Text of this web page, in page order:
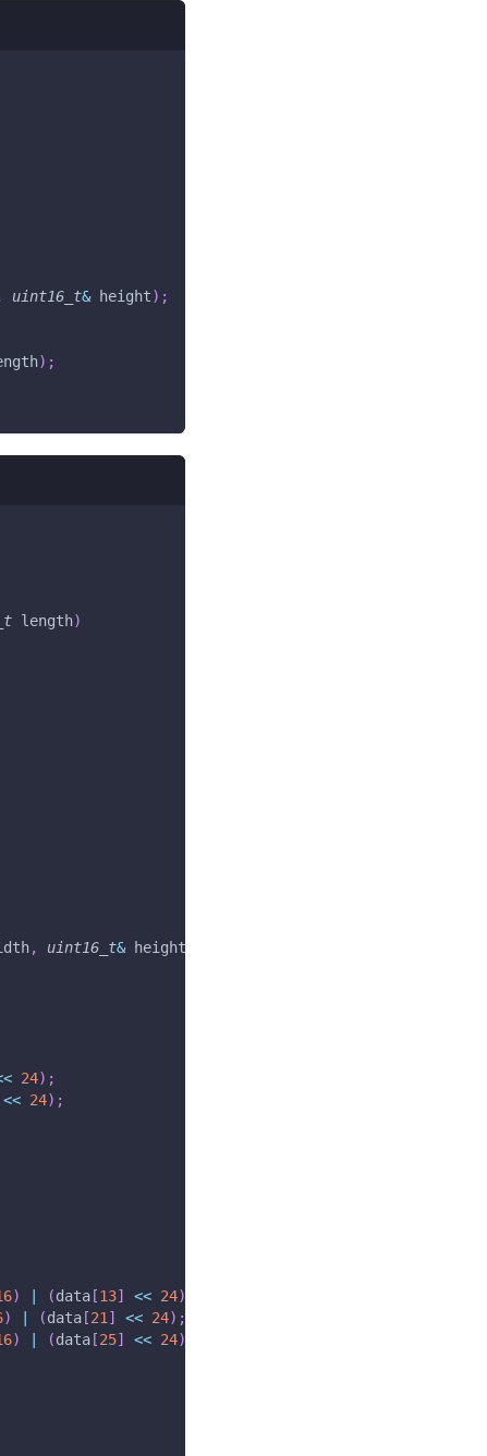
uint16_t& height) ;
) ;
length)
, uint16_t& height
24) ;
<< 24) ;
) (data [13] << 24)
) (data [21 ] << 24) ;
) (data [25] << 24)